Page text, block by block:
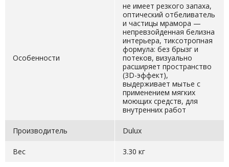
Особенности
не имеет резкого запаха,
оптический отбеливатель
и частицы мрамора —
непревзойденная белизна
интерьера, тиксотропная
формула: без брызг и
потеков, визуально
расширяет пространство
(3D-эффект),
выдерживает мытье с
применением мягких
моющих средств, для
внутренних работ
Производитель Dulux
Вес 3.30 кг